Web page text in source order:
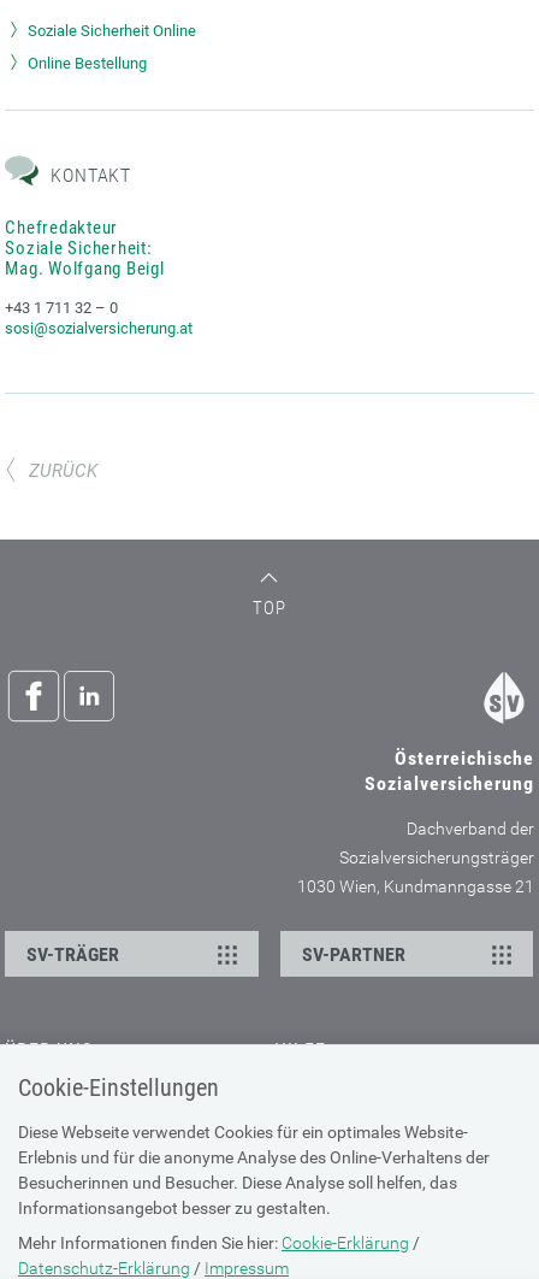
Cookie-Einstellungen
Diese Webseite verwendet Cookies für ein optimales Website-
Erlebnis und für die anonyme Analyse des Online-Verhaltens der
Besucherinnen und Besucher. Diese Analyse soll helfen, das
Informationsangebot besser zu gestalten.
Mehr Informationen finden Sie hier: Cookie-Erklärung /
Datenschutz-Erklärung / Impressum
Soziale Sicherheit Online
Online Bestellung
KONTAKT
Chefredakteur
Soziale Sicherheit:
Mag. Wolfgang Beigl
+43 1 711 32 – 0
sosi@sozialversicherung.at
ZURÜCK
TOP
Österreichische
Sozialversicherung
Dachverband der
Sozialversicherungsträger
1030 Wien, Kundmanngasse 21
SV-TRÄGER SV-PARTNER
ÜBER UNS
Kontakt
Offene Stellen
Presse
HILFE
Browser-Info & Sicherheit
Hilfe zur Suche
Technische Unterstützung
DATENSCHUTZ